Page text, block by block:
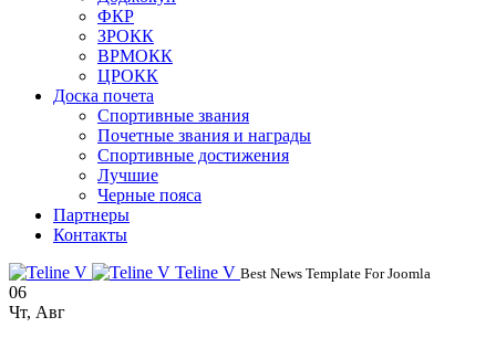
ФКР
ЗРОКК
ВРМОКК
ЦРОКК
Доска почета
Спортивные звания
Почетные звания и награды
Спортивные достижения
Лучшие
Черные пояса
Партнеры
Контакты
Teline V Best News Template For Joomla
06
Чт, Авг